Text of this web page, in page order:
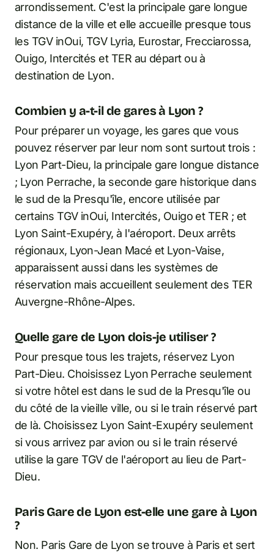
arrondissement. C'est la principale gare longue
distance de la ville et elle accueille presque tous
les TGV inOui, TGV Lyria, Eurostar, Frecciarossa,
Ouigo, Intercités et TER au départ ou à
destination de Lyon.
Combien y a-t-il de gares à Lyon ?
Pour préparer un voyage, les gares que vous
pouvez réserver par leur nom sont surtout trois :
Lyon Part-Dieu, la principale gare longue distance
; Lyon Perrache, la seconde gare historique dans
le sud de la Presqu'île, encore utilisée par
certains TGV inOui, Intercités, Ouigo et TER ; et
Lyon Saint-Exupéry, à l'aéroport. Deux arrêts
régionaux, Lyon-Jean Macé et Lyon-Vaise,
apparaissent aussi dans les systèmes de
réservation mais accueillent seulement des TER
Auvergne-Rhône-Alpes.
Quelle gare de Lyon dois-je utiliser ?
Pour presque tous les trajets, réservez Lyon
Part-Dieu. Choisissez Lyon Perrache seulement
si votre hôtel est dans le sud de la Presqu'île ou
du côté de la vieille ville, ou si le train réservé part
de là. Choisissez Lyon Saint-Exupéry seulement
si vous arrivez par avion ou si le train réservé
utilise la gare TGV de l'aéroport au lieu de Part-
Dieu.
Paris Gare de Lyon est-elle une gare à Lyon
?
Non. Paris Gare de Lyon se trouve à Paris et sert